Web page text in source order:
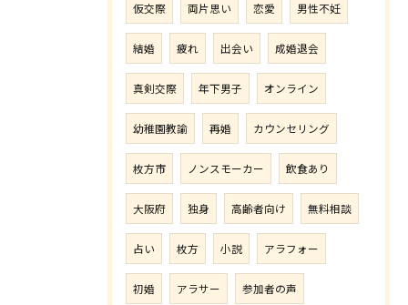
仮交際 両片思い 恋愛 男性不妊
結婚 疲れ 出会い 成婚退会
真剣交際 年下男子 オンライン
幼稚園教諭 再婚 カウンセリング
枚方市 ノンスモーカー 飲食あり
大阪府 独身 高齢者向け 無料相談
占い 枚方 小説 アラフォー
初婚 アラサー 参加者の声